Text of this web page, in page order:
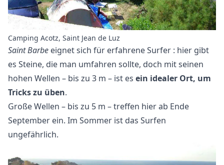
Camping Acotz, Saint Jean de Luz
Saint Barbe eignet sich für erfahrene Surfer : hier gibt
es Steine, die man umfahren sollte, doch mit seinen
hohen Wellen – bis zu 3 m – ist es ein idealer Ort, um
Tricks zu üben.
Große Wellen – bis zu 5 m – treffen hier ab Ende
September ein. Im Sommer ist das Surfen
ungefährlich.